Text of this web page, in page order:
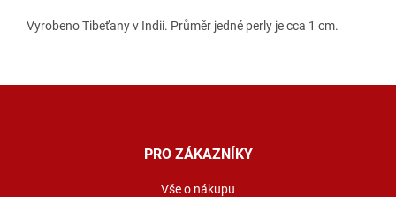
Vyrobeno Tibeťany v Indii. Průměr jedné perly je cca 1 cm.
PRO ZÁKAZNÍKY
Vše o nákupu